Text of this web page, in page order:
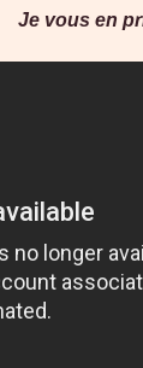
Je vous en